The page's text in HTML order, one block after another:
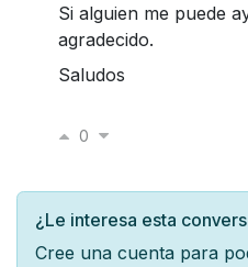
Si alguien me puede
agradecido.
Saludos
0
¿Le interesa esta
Cree una cuenta para